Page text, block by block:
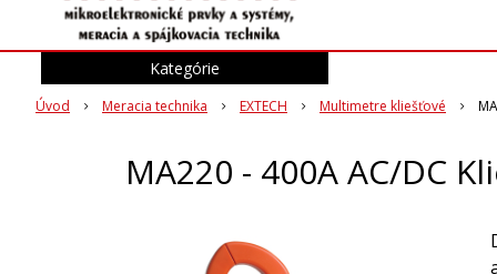
Úvod Meracia technika EXTECH Multimetre kliešťové
MA220 - 400A AC/DC
Kategórie